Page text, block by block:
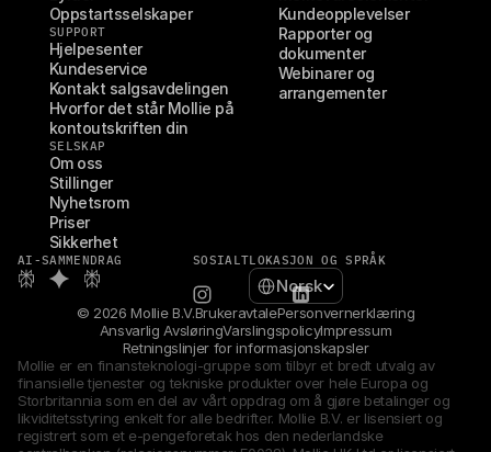
Oppstartsselskaper
SUPPORT
Hjelpesenter
Kundeservice
Kontakt salgsavdelingen
Hvorfor det står Mollie på
kontoutskriften din
SELSKAP
Om oss
Stillinger
Nyhetsrom
Priser
Sikkerhet
Kundeopplevelser
Rapporter og
dokumenter
Webinarer og
arrangementer
AI-SAMMENDRAG SOSIALTLOKASJON OG SPRÅK
Select Language
Norsk
© 2026 Mollie B.V.BrukeravtalePersonvernerklæring
Ansvarlig AvsløringVarslingspolicyImpressum
Retningslinjer for informasjonskapsler
Mollie er en finansteknologi-gruppe som tilbyr et bredt utvalg av
finansielle tjenester og tekniske produkter over hele Europa og
Storbritannia som en del av vårt oppdrag om å gjøre betalinger og
likviditetsstyring enkelt for alle bedrifter. Mollie B.V. er lisensiert og
registrert som et e-pengeforetak hos den nederlandske